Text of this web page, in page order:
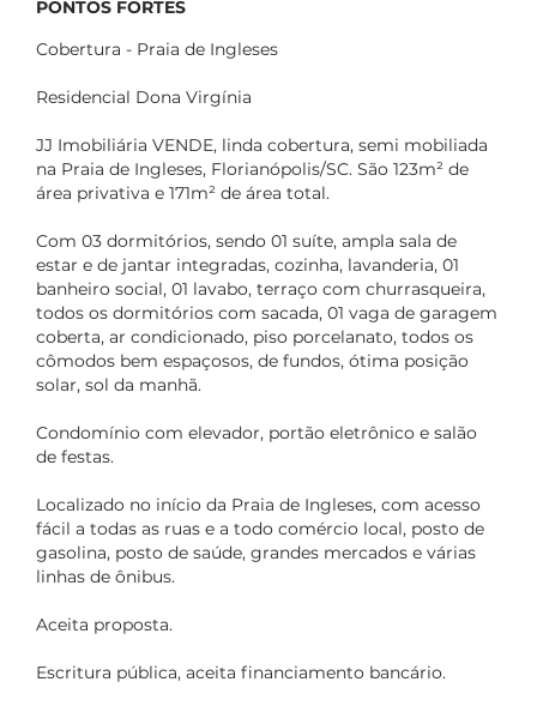
PONTOS FORTES
Cobertura - Praia de Ingleses
Residencial Dona Virgínia
JJ Imobiliária VENDE, linda cobertura, semi mobiliada
na Praia de Ingleses, Florianópolis/SC. São 123m² de
área privativa e 171m² de área total.
Com 03 dormitórios, sendo 01 suíte, ampla sala de
estar e de jantar integradas, cozinha, lavanderia, 01
banheiro social, 01 lavabo, terraço com churrasqueira,
todos os dormitórios com sacada, 01 vaga de garagem
coberta, ar condicionado, piso porcelanato, todos os
cômodos bem espaçosos, de fundos, ótima posição
solar, sol da manhã.
Condomínio com elevador, portão eletrônico e salão
de festas.
Localizado no início da Praia de Ingleses, com acesso
fácil a todas as ruas e a todo comércio local, posto de
gasolina, posto de saúde, grandes mercados e várias
linhas de ônibus.
Aceita proposta.
Escritura pública, aceita financiamento bancário.